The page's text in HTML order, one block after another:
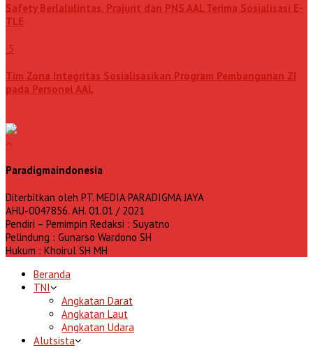
Safety Berlalulintas, Prajurit dan PNS AAL Terima Sosialisasi E-
TLE
5
Tim Zona Integritas Sosialisasikan Program Pembangunan ZI
pada Personel AAL
Paradigmaindonesia
Diterbitkan oleh PT. MEDIA PARADIGMA JAYA
AHU-0047856. AH. 01.01 / 2021
Pendiri – Pemimpin Redaksi : Suyatno
Pelindung : Gunarso Wardono SH
Hukum : Khoirul SH MH
Beranda
TNI
Angkatan Darat
Angkatan Laut
Angkatan Udara
Alutsista